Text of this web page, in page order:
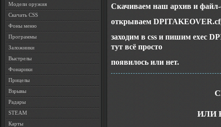
Модели оружия
Скачать CSS
Фоны меню
Программы
Заложники
Выстрелы
Фонарики
Прицелы
Взрывы
Радары
STEAM
Карты
Скачиваем наш архив и файл-
открываем
заходим в css и пишим exec
тут всё просто
появилось или нет.
ИЛИ